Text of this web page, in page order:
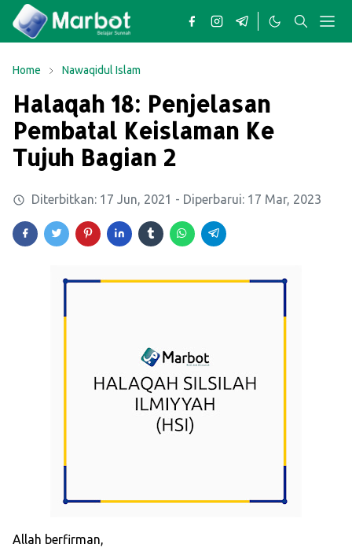
Home Nawaqidul Islam
Halaqah 18: Penjelasan
Pembatal Keislaman Ke
Tujuh Bagian 2
Diterbitkan: 17 Jun, 2021 - Diperbarui: 17 Mar, 2023
Allah berfirman,